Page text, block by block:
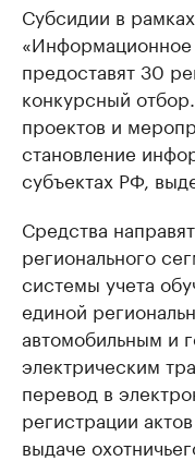
Субсидии в
предоставят 30
конкурсный
проектов и
становление
субъектах РФ,
Средства
регионального
системы учета
единой
автомобильным и
электрическим
перевод в
регистрации
выдаче